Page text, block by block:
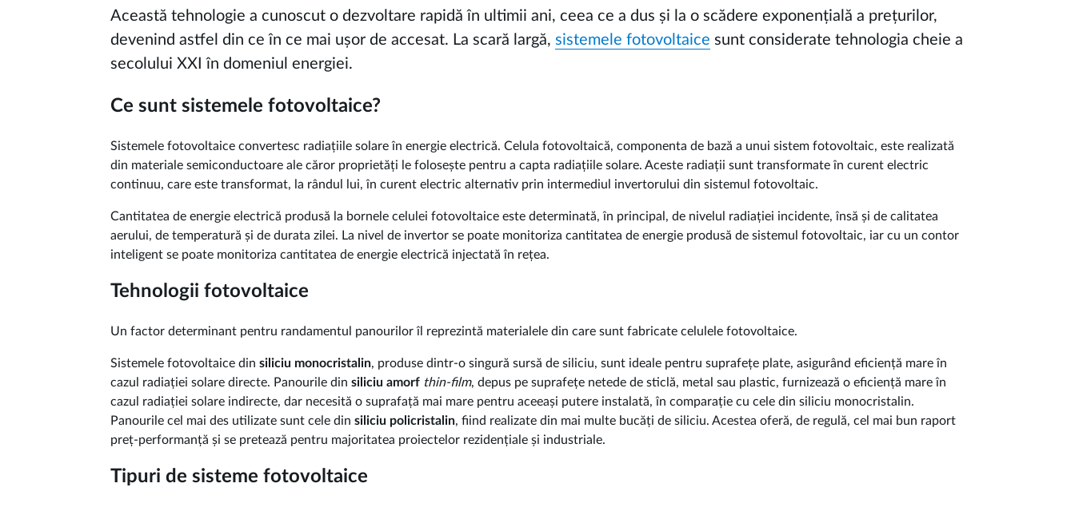
Această tehnologie a cunoscut o dezvoltare rapidă în ultimii ani, ceea ce a dus și la o scădere exponențială a prețurilor,
devenind astfel din ce în ce mai ușor de accesat. La scară largă, sistemele fotovoltaice sunt considerate tehnologia cheie a
secolului XXI în domeniul energiei.
Ce sunt sistemele fotovoltaice?
Sistemele fotovoltaice convertesc radiațiile solare în energie electrică. Celula fotovoltaică, componenta de bază a unui sistem fotovoltaic, este realizată
din materiale semiconductoare ale căror proprietăți le folosește pentru a capta radiațiile solare. Aceste radiații sunt transformate în curent electric
continuu, care este transformat, la rândul lui, în curent electric alternativ prin intermediul invertorului din sistemul fotovoltaic.
Cantitatea de energie electrică produsă la bornele celulei fotovoltaice este determinată, în principal, de nivelul radiației incidente, însă și de calitatea
aerului, de temperatură și de durata zilei. La nivel de invertor se poate monitoriza cantitatea de energie produsă de sistemul fotovoltaic, iar cu un contor
inteligent se poate monitoriza cantitatea de energie electrică injectată în rețea.
Tehnologii fotovoltaice
Un factor determinant pentru randamentul panourilor îl reprezintă materialele din care sunt fabricate celulele fotovoltaice.
Sistemele fotovoltaice din siliciu monocristalin, produse dintr-o singură sursă de siliciu, sunt ideale pentru suprafețe plate, asigurând eficiență mare în
cazul radiației solare directe. Panourile din siliciu amorf thin-film, depus pe suprafețe netede de sticlă, metal sau plastic, furnizează o eficiență mare în
cazul radiației solare indirecte, dar necesită o suprafață mai mare pentru aceeași putere instalată, în comparație cu cele din siliciu monocristalin.
Panourile cel mai des utilizate sunt cele din siliciu policristalin, fiind realizate din mai multe bucăți de siliciu. Acestea oferă, de regulă, cel mai bun raport
preț-performanță și se pretează pentru majoritatea proiectelor rezidențiale și industriale.
Tipuri de sisteme fotovoltaice